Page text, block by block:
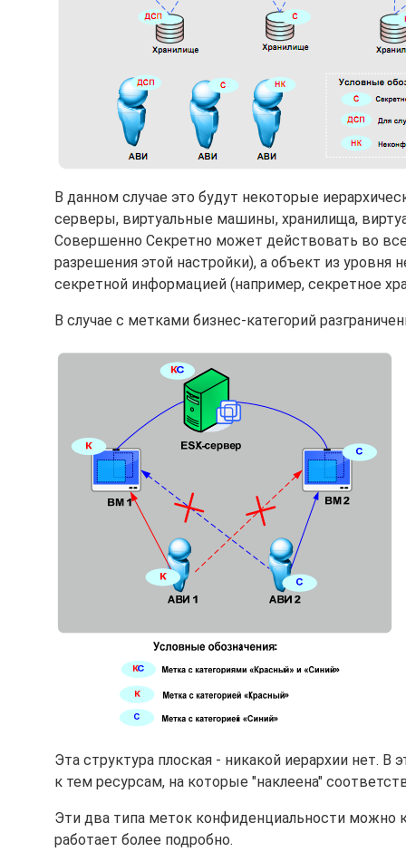
В данном случае это будут некоторые
серверы, виртуальные машины, хранилища,
Совершенно Секретно может действовать во
разрешения этой настройки), а объект из уровня
секретной информацией (например, секретное
В случае с метками бизнес-категорий
Эта структура плоская - никакой иерархии нет. В
к тем ресурсам, на которые "наклеена"
Эти два типа меток конфиденциальности
работает более подробно.